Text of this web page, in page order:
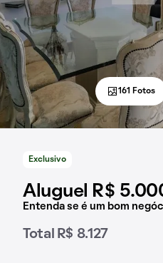
Exclusivo
Aluguel R$
Entenda se é um bom
Total R$ 8.127
161 Fotos